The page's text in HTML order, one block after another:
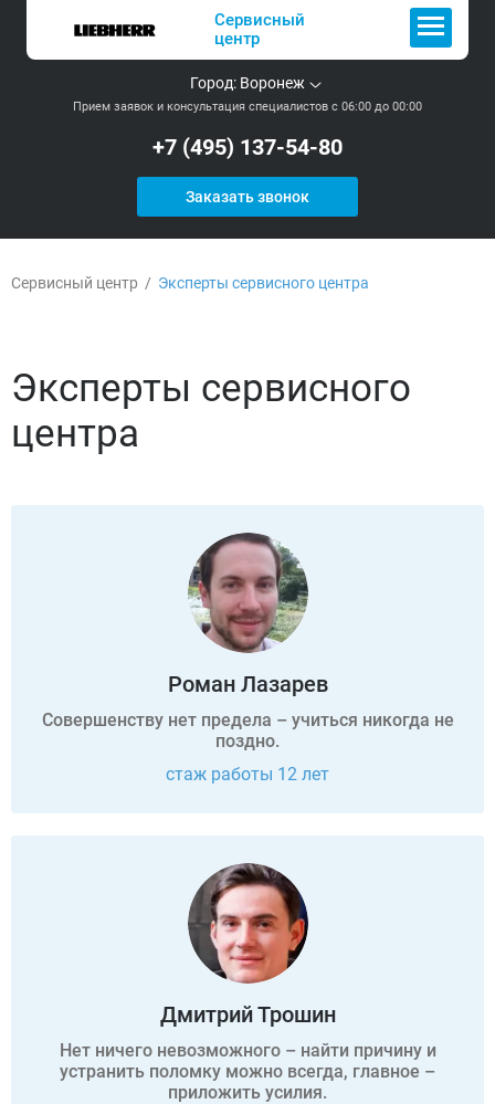
Сервисный
центр
Город: Воронеж
Прием заявок и консультация специалистов с 06:00 до 00:00
+7 (495) 137-54-80
Заказать звонок
Сервисный центр / Эксперты сервисного центра
Эксперты сервисного
центра
Роман Лазарев
Совершенству нет предела – учиться никогда не
поздно.
стаж работы 12 лет
Дмитрий Трошин
Нет ничего невозможного – найти причину и
устранить поломку можно всегда, главное –
приложить усилия.